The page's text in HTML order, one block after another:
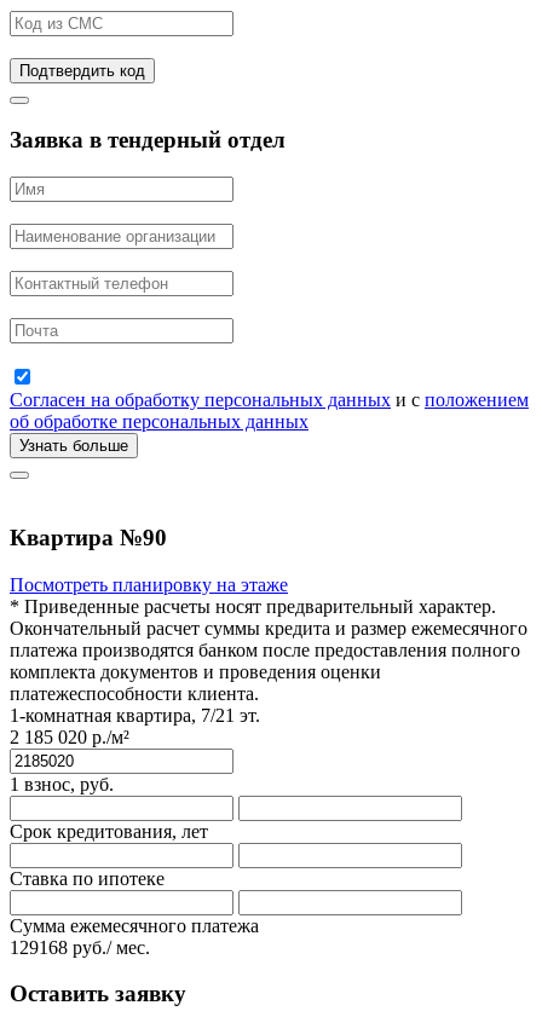
Подтвердить код
Заявка в тендерный отдел
Согласен на обработку персональных данных и с положением
об обработке персональных данных
Узнать больше
Квартира №90
Посмотреть планировку на этаже
* Приведенные расчеты носят предварительный характер.
Окончательный расчет суммы кредита и размер ежемесячного
платежа производятся банком после предоставления полного
комплекта документов и проведения оценки
платежеспособности клиента.
1-комнатная квартира, 7/21 эт.
2 185 020 р./м²
1 взнос, руб.
Срок кредитования, лет
Ставка по ипотеке
Сумма ежемесячного платежа
129168 руб./ мес.
Оставить заявку